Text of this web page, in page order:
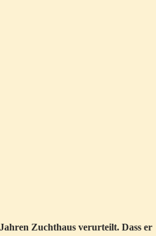
Zuchthaus verurteilt. Dass er